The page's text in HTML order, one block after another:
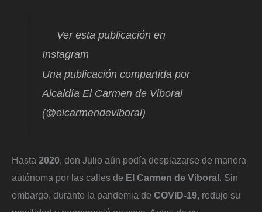
Ver esta publicación en
Instagram
Una publicación compartida por
Alcaldía El Carmen de Viboral
(@elcarmendeviboral)
Hasta 2020, don Julio aún podía desplazarse de manera
autónoma por las calles de El Carmen de Viboral. Sin
embargo, durante la pandemia de COVID-19, redujo su